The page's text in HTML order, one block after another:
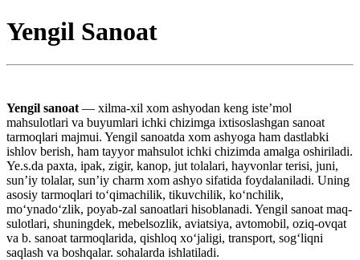
Yengil Sanoat
Yengil sanoat — xilma-xil xom ashyodan keng isteʼmol
mahsulotlari va buyumlari ichki chizimga ixtisoslashgan sanoat
tarmoqlari majmui. Yengil sanoatda xom ashyoga ham dastlabki
ishlov berish, ham tayyor mahsulot ichki chizimda amalga oshiriladi.
Ye.s.da paxta, ipak, zigir, kanop, jut tolalari, hayvonlar terisi, juni,
sunʼiy tolalar, sunʼiy charm xom ashyo sifatida foydalaniladi. Uning
asosiy tarmoqlari toʻqimachilik, tikuvchilik, koʻnchilik,
moʻynadoʻzlik, poyab-zal sanoatlari hisoblanadi. Yengil sanoat maq-
sulotlari, shuningdek, mebelsozlik, aviatsiya, avtomobil, oziq-ovqat
va b. sanoat tarmoqlarida, qishloq xoʻjaligi, transport, sogʻliqni
saqlash va boshqalar. sohalarda ishlatiladi.